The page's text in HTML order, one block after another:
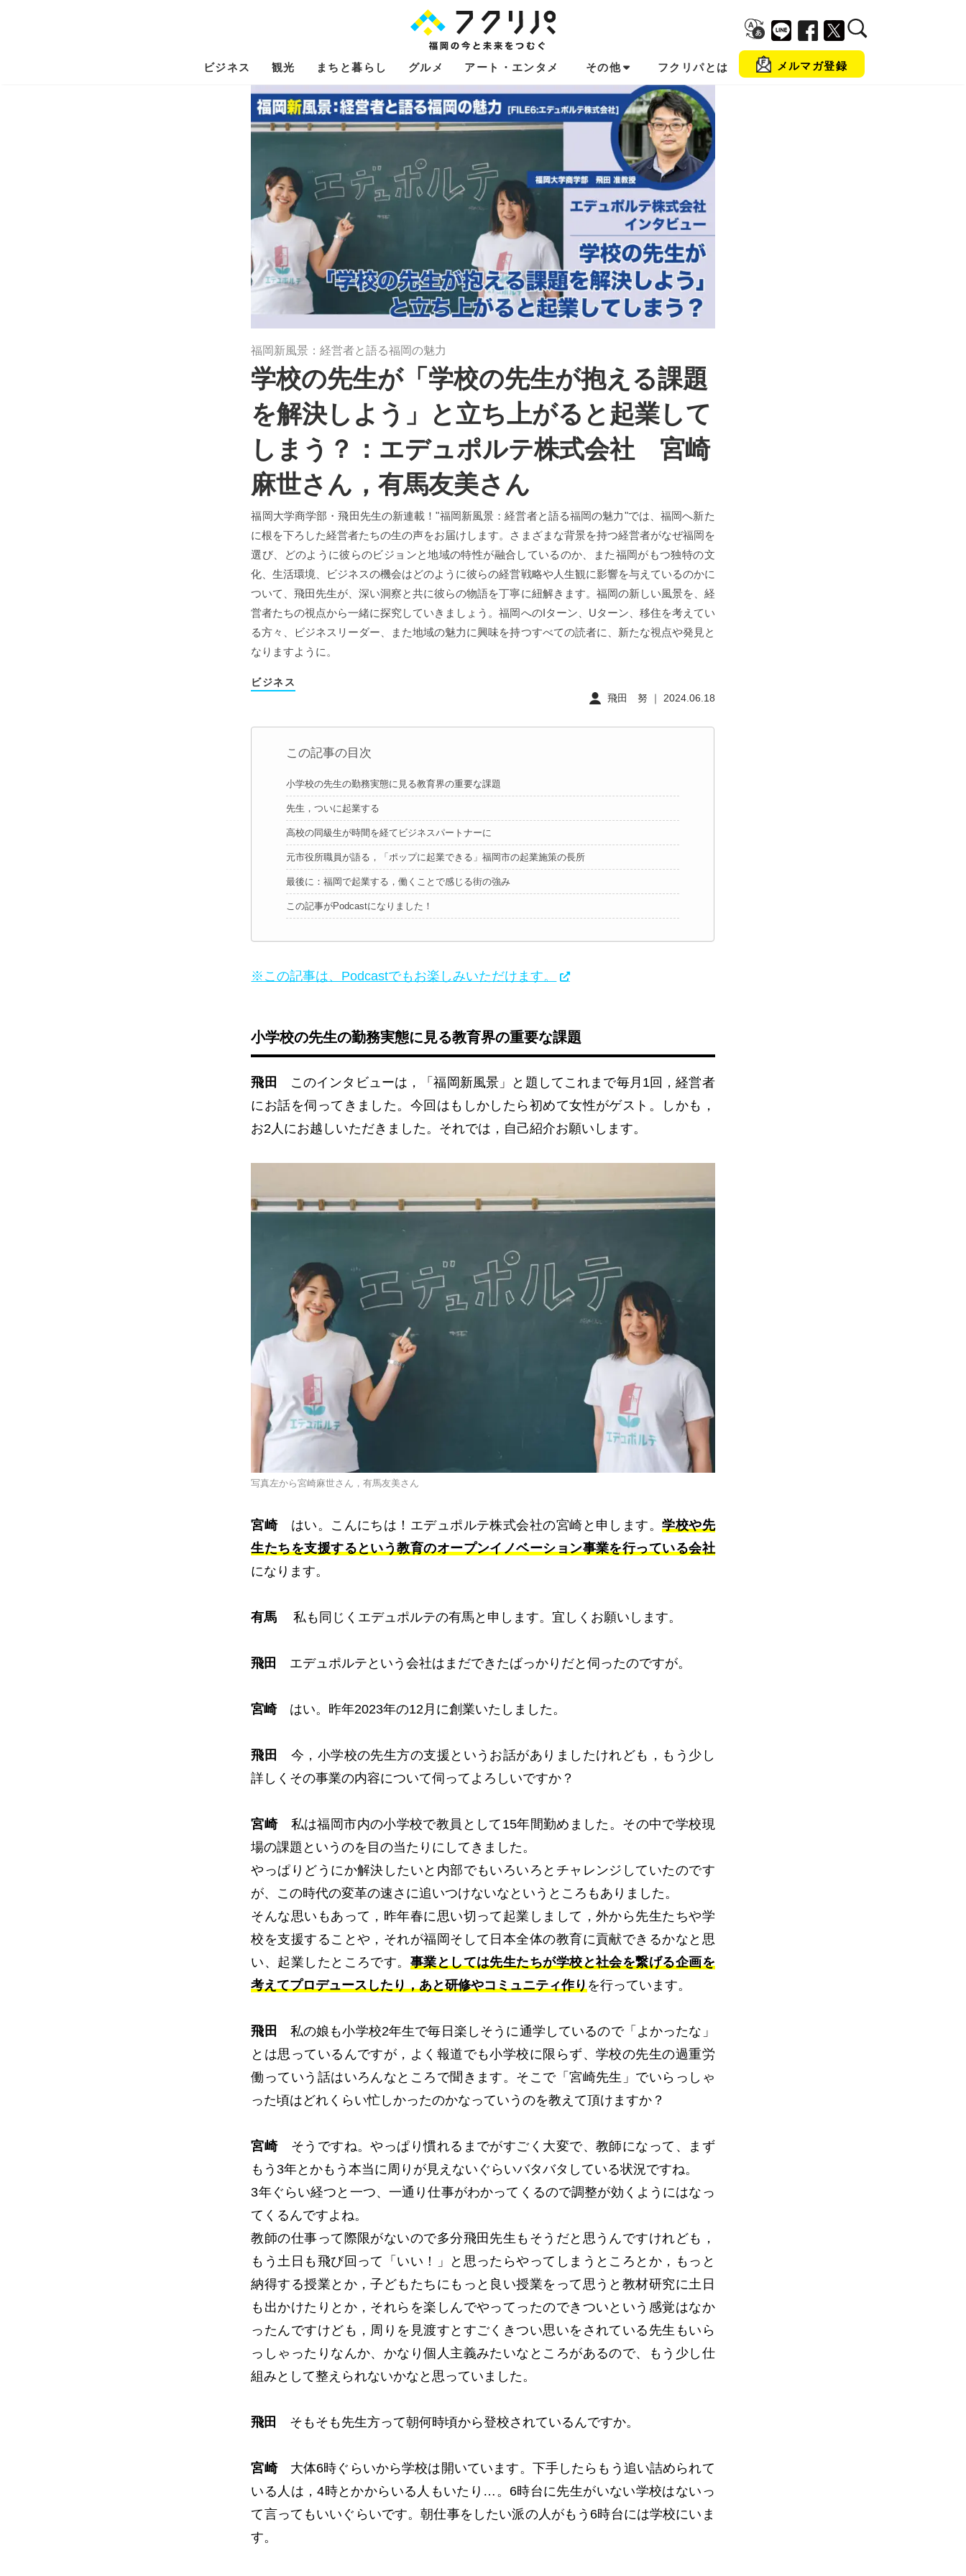
ビジネス 観光 まちと暮らし グルメ アート・エンタメ その他
これからのお金
福岡あるある
不動産コラム
フクリパとは メルマガ登録
福岡新風景：経営者と語る福岡の魅力
学校の先生が「学校の先生が抱える課題
を解決しよう」と立ち上がると起業して
しまう？：エデュポルテ株式会社 宮崎
麻世さん，有馬友美さん
福岡大学商学部・飛田先生の新連載！"福岡新風景：経営者と語る福岡の魅力"では、福岡へ新た
に根を下ろした経営者たちの生の声をお届けします。さまざまな背景を持つ経営者がなぜ福岡を
選び、どのように彼らのビジョンと地域の特性が融合しているのか、また福岡がもつ独特の文
化、生活環境、ビジネスの機会はどのように彼らの経営戦略や人生観に影響を与えているのかに
ついて、飛田先生が、深い洞察と共に彼らの物語を丁寧に紐解きます。福岡の新しい風景を、経
営者たちの視点から一緒に探究していきましょう。福岡へのIターン、Uターン、移住を考えてい
る方々、ビジネスリーダー、また地域の魅力に興味を持つすべての読者に、新たな視点や発見と
なりますように。
ビジネス
飛田 努 ｜ 2024.06.18
この記事の目次
小学校の先生の勤務実態に見る教育界の重要な課題
先生，ついに起業する
高校の同級生が時間を経てビジネスパートナーに
元市役所職員が語る，「ポップに起業できる」福岡市の起業施策の長所
最後に：福岡で起業する，働くことで感じる街の強み
この記事がPodcastになりました！
※この記事は、Podcastでもお楽しみいただけます。
小学校の先生の勤務実態に見る教育界の重要な課題
飛田
このインタビューは，「福岡新風景」と題してこれまで毎月1回，経営者
にお話を伺ってきました。今回はもしかしたら初めて女性がゲスト。しかも，
お2人にお越しいただきました。それでは，自己紹介お願いします。
写真左から宮崎麻世さん，有馬友美さん
宮崎はい。こんにちは！エデュポルテ株式会社の宮崎と申します。学校や先
生たちを支援するという教育のオープンイノベーション事業を行っている会社
になります。
有馬 私も同じくエデュポルテの有馬と申します。宜しくお願いします。
飛田 エデュポルテという会社はまだできたばっかりだと伺ったのですが。
宮崎はい。昨年2023年の12月に創業いたしました。
飛田
今，小学校の先生方の支援というお話がありましたけれども，もう少し
詳しくその事業の内容について伺ってよろしいですか？
宮崎私は福岡市内の小学校で教員として15年間勤めました。その中で学校現
場の課題というのを目の当たりにしてきました。
やっぱりどうにか解決したいと内部でもいろいろとチャレンジしていたのです
が、この時代の変革の速さに追いつけないなというところもありました。
そんな思いもあって，昨年春に思い切って起業しまして，外から先生たちや学
校を支援することや，それが福岡そして日本全体の教育に貢献できるかなと思
い、起業したところです。 事業としては先生たちが学校と社会を繋げる企画を
考えてプロデュースしたり，あと研修やコミュニティ作りを行っています。
飛田
私の娘も小学校2年生で毎日楽しそうに通学しているので「よかったな」
とは思っているんですが，よく報道でも小学校に限らず、学校の先生の過重労
働っていう話はいろんなところで聞きます。そこで「宮崎先生」でいらっしゃ
った頃はどれくらい忙しかったのかなっていうのを教えて頂けますか？
宮崎そうですね。やっぱり慣れるまでがすごく大変で、教師になって、まず
もう3年とかもう本当に周りが見えないぐらいバタバタしている状況ですね。
3年ぐらい経つと一つ、一通り仕事がわかってくるので調整が効くようにはなっ
てくるんですよね。
教師の仕事って際限がないので多分飛田先生もそうだと思うんですけれども，
もう土日も飛び回って「いい！」と思ったらやってしまうところとか，もっと
納得する授業とか，子どもたちにもっと良い授業をって思うと教材研究に土日
も出かけたりとか，それらを楽しんでやってったのできついという感覚はなか
ったんですけども，周りを見渡すとすごくきつい思いをされている先生もいら
っしゃったりなんか、かなり個人主義みたいなところがあるので、もう少し仕
組みとして整えられないかなと思っていました。
飛田 そもそも先生方って朝何時頃から登校されているんですか。
宮崎大体6時ぐらいから学校は開いています。下手したらもう追い詰められて
いる人は，4時とかからいる人もいたり…。6時台に先生がいない学校はないっ
て言ってもいいぐらいです。朝仕事をしたい派の人がもう6時台には学校にいま
す。